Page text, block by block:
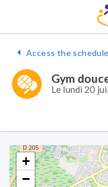
Access the schedule
Gym
Le lundi 20
+
−